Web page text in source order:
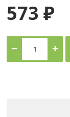
573 ₽
− +